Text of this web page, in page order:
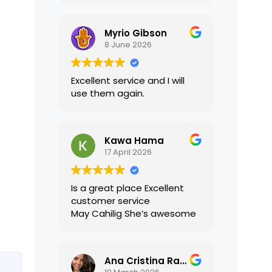
recommend their services.
Myrio Gibson
8 June 2026
Excellent service and I will
use them again.
Kawa Hama
17 April 2026
Is a great place Excellent
customer service
May Cahilig She’s awesome
Ana Cristina Ramirez